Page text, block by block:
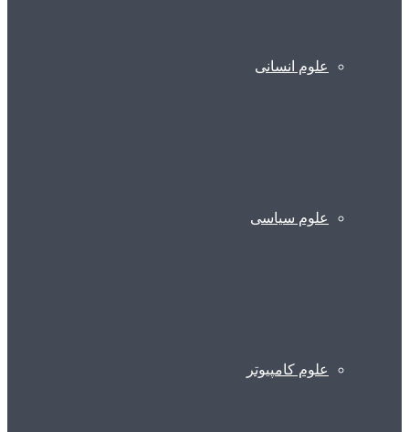
علوم انسانی
علوم سیاسی
علوم کامپیوتر